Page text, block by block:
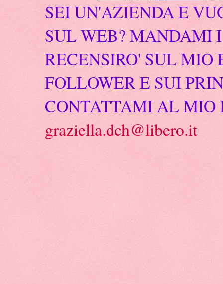
SEI UN'AZIENDA E
SUL WEB? MANDAMI
RECENSIRO' SUL
FOLLOWER E SUI
CONTATTAMI AL
graziella.dch@libero.it